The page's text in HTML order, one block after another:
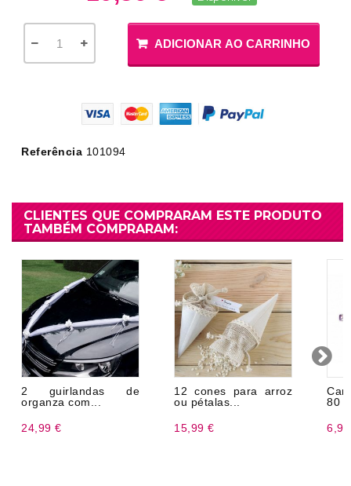
ADICIONAR AO CARRINHO
Referência 101094
CLIENTES QUE COMPRARAM ESTE PRODUTO
TAMBÉM COMPRARAM:
2 guirlandas de
organza com...
24,99 €
12 cones para arroz
ou pétalas...
15,99 €
80